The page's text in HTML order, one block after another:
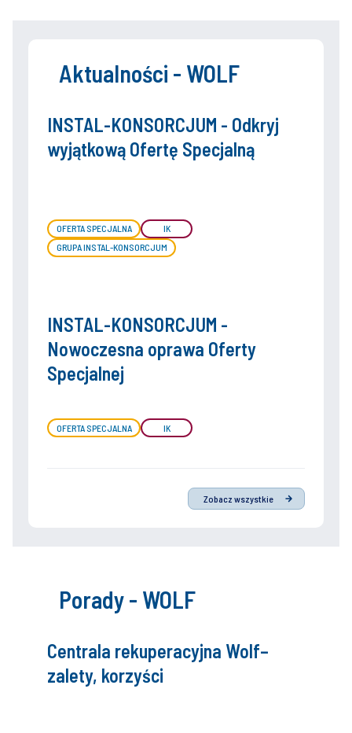
Aktualności - WOLF
INSTAL-KONSORCJUM - Odkryj
wyjątkową Ofertę Specjalną
OFERTA SPECJALNA
IK
GRUPA INSTAL-KONSORCJUM
INSTAL-KONSORCJUM -
Nowoczesna oprawa Oferty
Specjalnej
OFERTA SPECJALNA IK
Zobacz wszystkie
Porady - WOLF
Centrala rekuperacyjna Wolf–
zalety, korzyści